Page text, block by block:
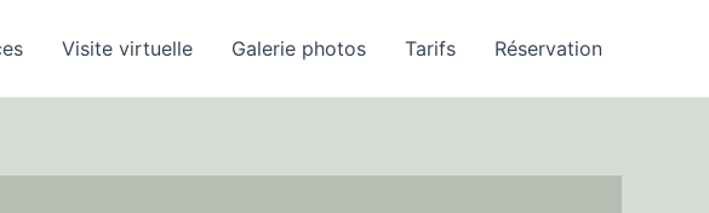
Visite virtuelle Galerie photos Tarifs Réservation